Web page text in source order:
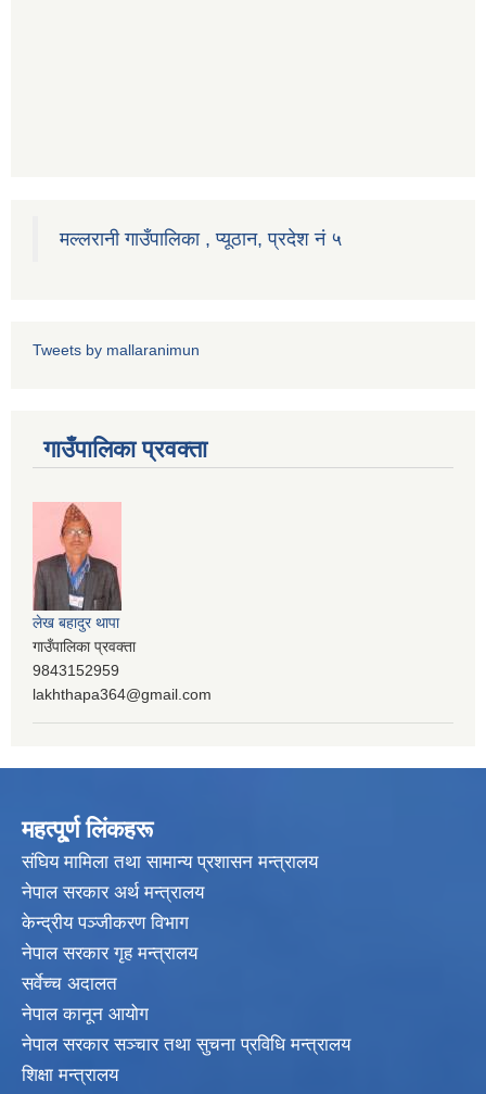
मल्लरानी गाउँपालिका , प्यूठान, प्रदेश नं ५
Tweets by mallaranimun
गाउँपालिका प्रवक्ता
लेख बहादुर थापा
गाउँपालिका प्रवक्ता
9843152959
lakhthapa364@gmail.com
महत्पू्र्ण लिंकहरू
संघिय मामिला तथा सामान्य प्रशासन मन्त्रालय
नेपाल सरकार अर्थ मन्त्रालय
केन्द्रीय पञ्जीकरण विभाग
नेपाल सरकार गृह मन्त्रालय
सर्वेच्च अदालत
नेपाल कानून आयोग
नेपाल सरकार सञ्चार तथा सुचना प्रविधि मन्त्रालय
शिक्षा मन्त्रालय